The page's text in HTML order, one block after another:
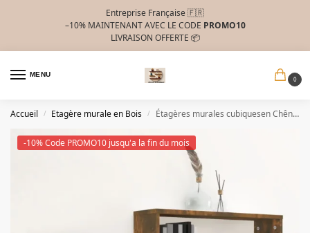
Entreprise Française 🇫🇷
–10% MAINTENANT AVEC LE CODE PROMO10
LIVRAISON OFFERTE 📦
MENU
0
Accueil / Etagère murale en Bois / Étagères murales cubiquesen Chêne fumé
-10% Code PROMO10 jusqu'a la fin du mois